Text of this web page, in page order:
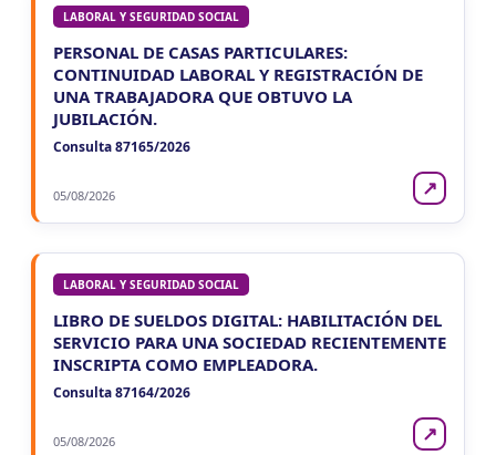
LABORAL Y SEGURIDAD SOCIAL
PERSONAL DE CASAS PARTICULARES:
CONTINUIDAD LABORAL Y REGISTRACIÓN DE
UNA TRABAJADORA QUE OBTUVO LA
JUBILACIÓN.
Consulta 87165/2026
05/08/2026 ↗
LABORAL Y SEGURIDAD SOCIAL
LIBRO DE SUELDOS DIGITAL: HABILITACIÓN DEL
SERVICIO PARA UNA SOCIEDAD RECIENTEMENTE
INSCRIPTA COMO EMPLEADORA.
Consulta 87164/2026
05/08/2026 ↗